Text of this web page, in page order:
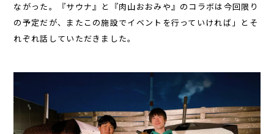
ながった。『サウナ』と『肉山おおみや』のコラボは今回限り
の予定だが、またこの施設でイベントを行っていければ」とそ
れぞれ話していただきました。